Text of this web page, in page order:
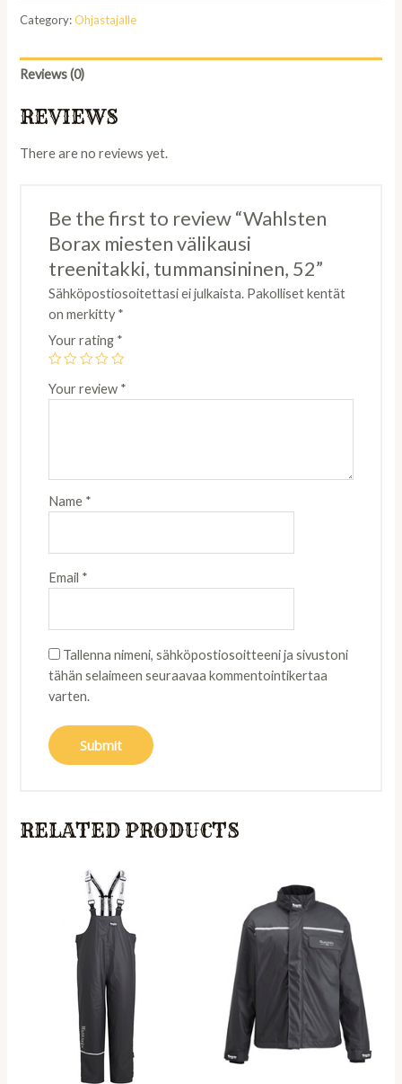
Category:Ohjastajalle
Reviews (0)
REVIEWS
There are no reviews yet.
Be the first to review “Wahlsten
Borax miesten välikausi
treenitakki, tummansininen, 52”
Sähköpostiosoitettasi ei julkaista. Pakolliset kentät
on merkitty*
Your rating *
Your review *
Name *
Email *
Tallenna nimeni, sähköpostiosoitteeni ja sivustoni
tähän selaimeen seuraavaa kommentointikertaa
varten.
RELATED PRODUCTS